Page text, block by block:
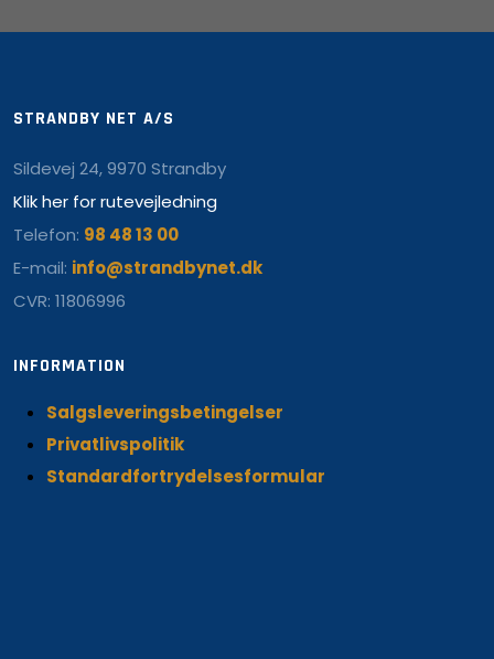
STRANDBY NET A/S
Sildevej 24, 9970 Strandby
Klik her for rutevejledning
Telefon: 98 48 13 00
E-mail: info@strandbynet.dk
CVR: 11806996
INFORMATION
Salgsleveringsbetingelser
Privatlivspolitik
Standardfortrydelsesformular